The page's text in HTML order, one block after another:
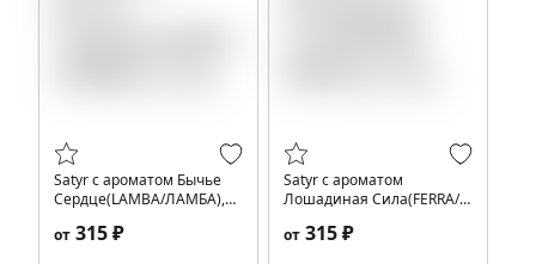
Satyr с ароматом Бычье
Сердце(LAMBA/ЛАМБА),
от 315 ₽
Satyr с ароматом
Лошадиная Сила(FERRA/
от 315 ₽